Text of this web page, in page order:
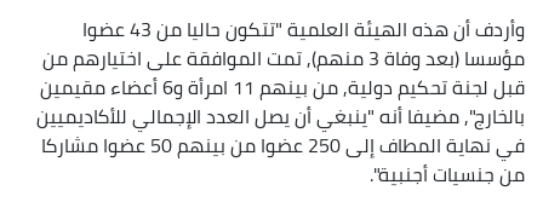
وأردف أن هذه الهيئة العلمية "تتكون حاليا من 43 عضوا
مؤسسا (بعد وفاة 3 منهم), تمت الموافقة على اختيارهم من
قبل لجنة تحكيم دولية, من بينهم 11 امرأة و6 أعضاء مقيمين
بالخارج", مضيفا أنه "ينبغي أن يصل العدد الإجمالي للأكاديميين
في نهاية المطاف إلى 250 عضوا من بينهم 50 عضوا مشاركا
من جنسيات أجنبية".